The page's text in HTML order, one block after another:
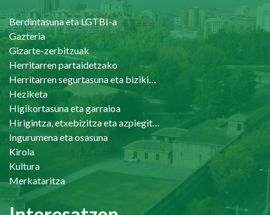
Berdintasuna eta LGTBI-a
Gazteria
Gizarte-zerbitzuak
Herritarren partaidetzako
Heziketa
Higikortasuna eta garraioa
Ingurumena eta osasuna
Kirola
Kultura
Merkataritza